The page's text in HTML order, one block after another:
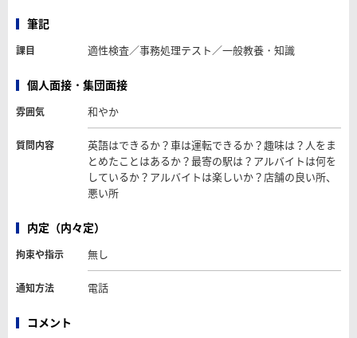
筆記
課目 適性検査／事務処理テスト／一般教養・知識
個人面接・集団面接
雰囲気 和やか
質問内容
英語はできるか？車は運転できるか？趣味は？人をま
とめたことはあるか？最寄の駅は？アルバイトは何を
しているか？アルバイトは楽しいか？店舗の良い所、
悪い所
内定（内々定）
拘束や指示 無し
通知方法 電話
コメント